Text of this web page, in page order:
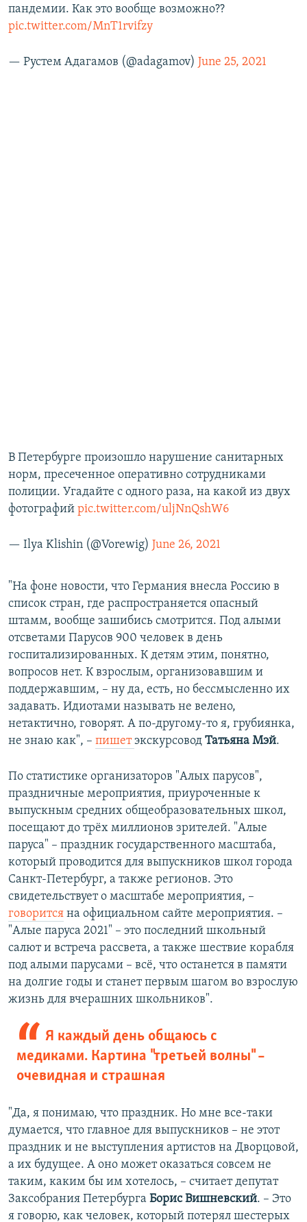
пандемии. Как это вообще возможно??
pic.twitter.com/MnT1rvifzy
— Рустем Адагамов (@adagamov) June 25, 2021
В Петербурге произошло нарушение санитарных
норм, пресеченное оперативно сотрудниками
полиции. Угадайте с одного раза, на какой из двух
фотографий pic.twitter.com/uljNnQshW6
— Ilya Klishin (@Vorewig) June 26, 2021
"На фоне новости, что Германия внесла Россию в
список стран, где распространяется опасный
штамм, вообще зашибись смотрится. Под алыми
отсветами Парусов 900 человек в день
госпитализированных. К детям этим, понятно,
вопросов нет. К взрослым, организовавшим и
поддержавшим, – ну да, есть, но бессмысленно их
задавать. Идиотами называть не велено,
нетактично, говорят. А по-другому-то я, грубиянка,
не знаю как", – пишет​экскурсовод Татьяна Мэй.
По статистике организаторов "Алых парусов",
праздничные мероприятия, приуроченные к
выпускным средних общеобразовательных школ,
посещают до трёх миллионов зрителей. "Алые
паруса" – праздник государственного масштаба,
который проводится для выпускников школ города
Санкт-Петербург, а также регионов. Это
свидетельствует о масштабе мероприятия, –
говорится на официальном сайте мероприятия. –
"Алые паруса 2021" – это последний школьный
салют и встреча рассвета, а также шествие корабля
под алыми парусами – всё, что останется в памяти
на долгие годы и станет первым шагом во взрослую
жизнь для вчерашних школьников".
Я каждый день общаюсь с
медиками. Картина "третьей волны" –
очевидная и страшная
"Да, я понимаю, что праздник. Но мне все-таки
думается, что главное для выпускников – не этот
праздник и не выступления артистов на Дворцовой,
а их будущее. А оно может оказаться совсем не
таким, каким бы им хотелось, – считает депутат
Заксобрания Петербурга Борис Вишневский. – Это
я говорю, как человек, который потерял шестерых